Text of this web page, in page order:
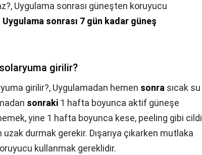
Uygulama sonrası güneşten koruyucu
Uygulama sonrası 7 gün kadar güneş
girilir?
girilir?, Uygulamadan hemen sonra sıcak su
sonraki 1 hafta boyunca aktif güneşe
yine 1 hafta boyunca kese, peeling gibi cildi
durmak gerekir. Dışarıya çıkarken mutlaka
kullanmak gereklidir.